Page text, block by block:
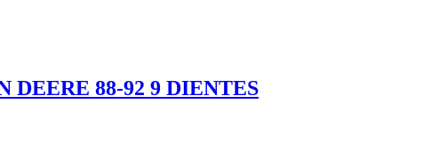
DEERE 88-92 9 DIENTES